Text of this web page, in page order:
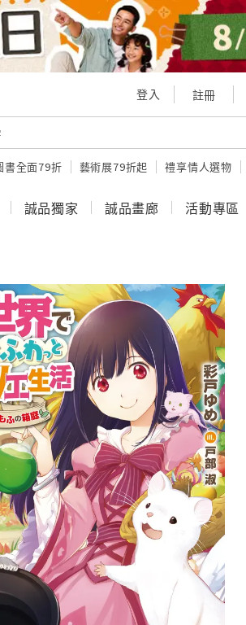
登入 註冊
書全面79折 藝術展79折起 禮享情人選物
誠品獨家 誠品畫廊 活動專區